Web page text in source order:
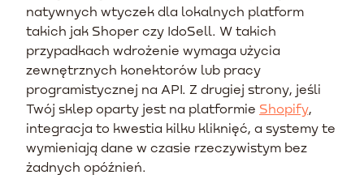
natywnych wtyczek dla lokalnych platform
takich jak Shoper czy IdoSell. W takich
przypadkach wdrożenie wymaga użycia
zewnętrznych konektorów lub pracy
programistycznej na API. Z drugiej strony, jeśli
Twój sklep oparty jest na platformie Shopify,
integracja to kwestia kilku kliknięć, a systemy te
wymieniają dane w czasie rzeczywistym bez
żadnych opóźnień.